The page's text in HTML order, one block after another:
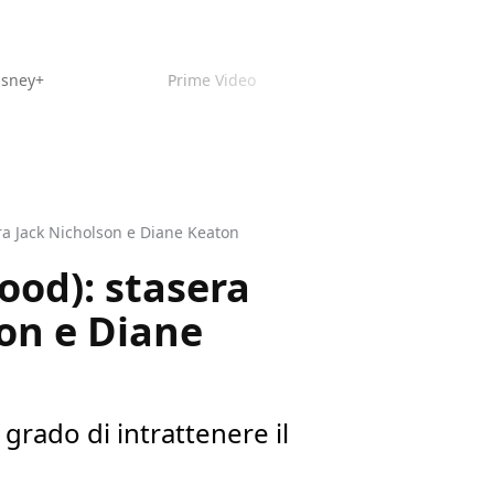
Prime Video
Jack Nicholson e Diane Keaton
stasera
e Diane
grado di intrattenere il